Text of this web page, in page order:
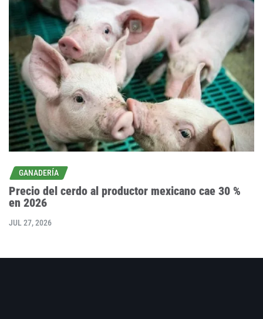
GANADERÍA
Precio del cerdo al productor mexicano cae 30 %
en 2026
JUL 27, 2026